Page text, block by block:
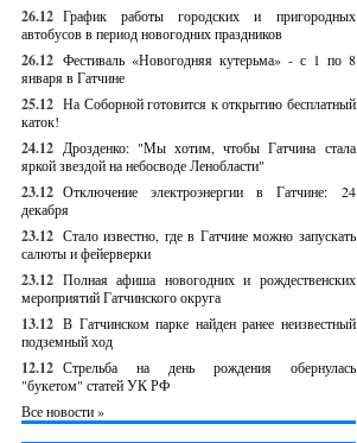
26.12 График работы городских и пригородных
автобусов в период новогодних праздников
26.12 Фестиваль «Новогодняя кутерьма» - с 1 по 8
января в Гатчине
25.12 На Соборной готовится к открытию бесплатный
каток!
24.12 Дрозденко: "Мы хотим, чтобы Гатчина стала
яркой звездой на небосводе Ленобласти"
23.12 Отключение электроэнергии в Гатчине: 24
декабря
23.12 Стало известно, где в Гатчине можно запускать
салюты и фейерверки
23.12 Полная афиша новогодних и рождественских
мероприятий Гатчинского округа
13.12 В Гатчинском парке найден ранее неизвестный
подземный ход
12.12 Стрельба на день рождения обернулась
"букетом" статей УК РФ
Все новости »